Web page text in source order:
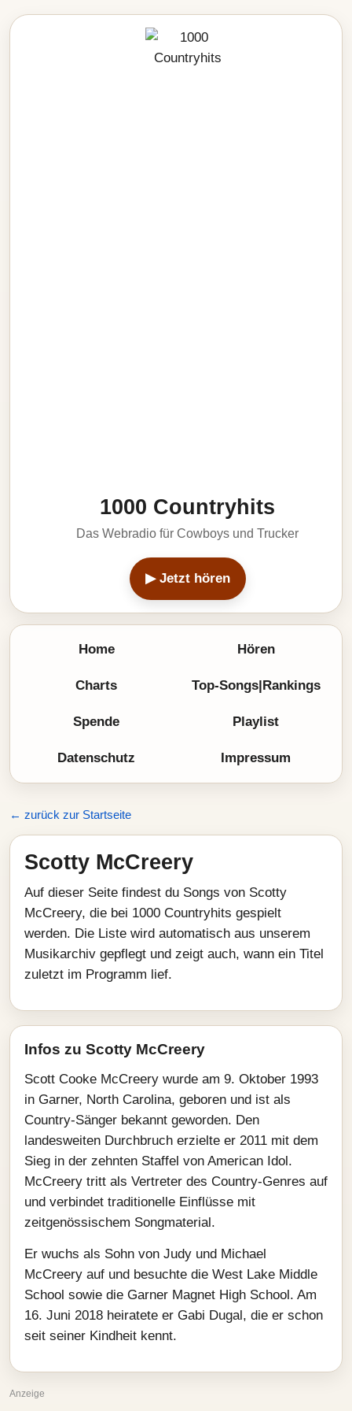
1000 Countryhits
Das Webradio für Cowboys und Trucker
▶ Jetzt hören
Home Hören
Charts Top-Songs|Rankings
Spende Playlist
Datenschutz Impressum
← zurück zur Startseite
Scotty McCreery
Auf dieser Seite findest du Songs von Scotty
McCreery, die bei 1000 Countryhits gespielt
werden. Die Liste wird automatisch aus unserem
Musikarchiv gepflegt und zeigt auch, wann ein Titel
zuletzt im Programm lief.
Infos zu Scotty McCreery
Scott Cooke McCreery wurde am 9. Oktober 1993
in Garner, North Carolina, geboren und ist als
Country-Sänger bekannt geworden. Den
landesweiten Durchbruch erzielte er 2011 mit dem
Sieg in der zehnten Staffel von American Idol.
McCreery tritt als Vertreter des Country-Genres auf
und verbindet traditionelle Einflüsse mit
zeitgenössischem Songmaterial.
Er wuchs als Sohn von Judy und Michael
McCreery auf und besuchte die West Lake Middle
School sowie die Garner Magnet High School. Am
16. Juni 2018 heiratete er Gabi Dugal, die er schon
seit seiner Kindheit kennt.
Anzeige